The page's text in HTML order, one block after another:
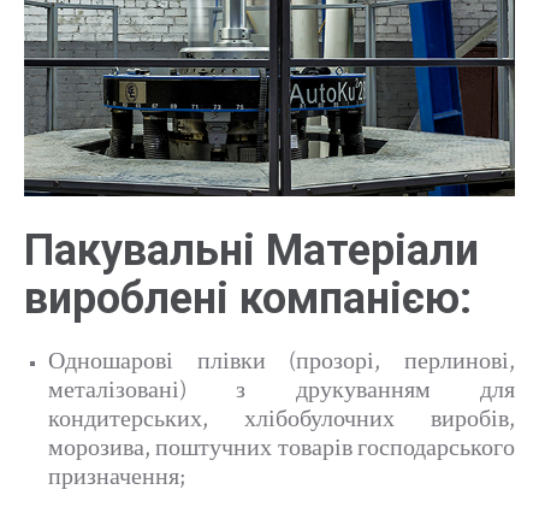
Пакувальні Матеріали
вироблені компанією:
Одношарові плівки (прозорі, перлинові,
металізовані) з друкуванням для
кондитерських, хлібобулочних виробів,
морозива, поштучних товарів господарського
призначення;